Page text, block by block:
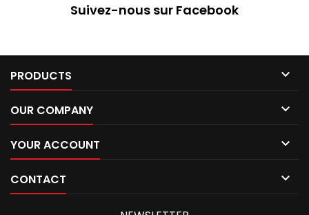
Suivez-nous sur Facebook
PRODUCTS 
OUR COMPANY 
YOUR ACCOUNT 
CONTACT 